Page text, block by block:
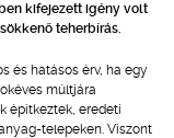
kifejezett igény volt
teherbírás.
és hatásos érv, ha egy
múltjára
építkeztek, eredeti
telepeken. Viszont